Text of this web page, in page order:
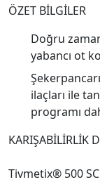
ÖZET BİLGİLER
Doğru
yabancı ot
ilaçları ile
programı
KARIŞABİLİRLİK
Tivmetix® 500